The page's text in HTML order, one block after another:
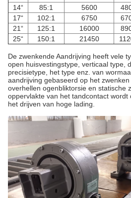
14“
85:1 5600
17“
102:1 6750
21“
125:1 16000
25“
150:1 21450
De zwenkende Aandrijving heeft vele
open huisvestingstype, verticaal type,
precisietype, het type enz. van
aandrijving gebaseerd op het
overhellen ogenbliktorsie en statische
oppervlakte van het tandcontact
het drijven van hoge lading.